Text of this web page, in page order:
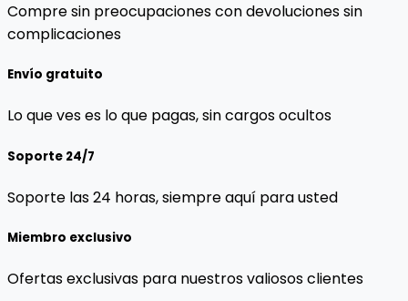
Compre sin preocupaciones con devoluciones sin
complicaciones
Envío gratuito
Lo que ves es lo que pagas, sin cargos ocultos
Soporte 24/7
Soporte las 24 horas, siempre aquí para usted
Miembro exclusivo
Ofertas exclusivas para nuestros valiosos clientes